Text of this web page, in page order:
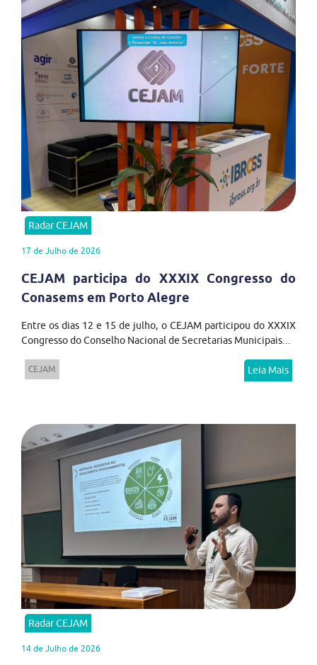
Radar CEJAM
17 de Julho de 2026
CEJAM participa do XXXIX Congresso do
Conasems em Porto Alegre
Entre os dias 12 e 15 de julho, o CEJAM participou do XXXIX
Congresso do Conselho Nacional de Secretarias Municipais...
CEJAM Leia Mais
Radar CEJAM
14 de Julho de 2026